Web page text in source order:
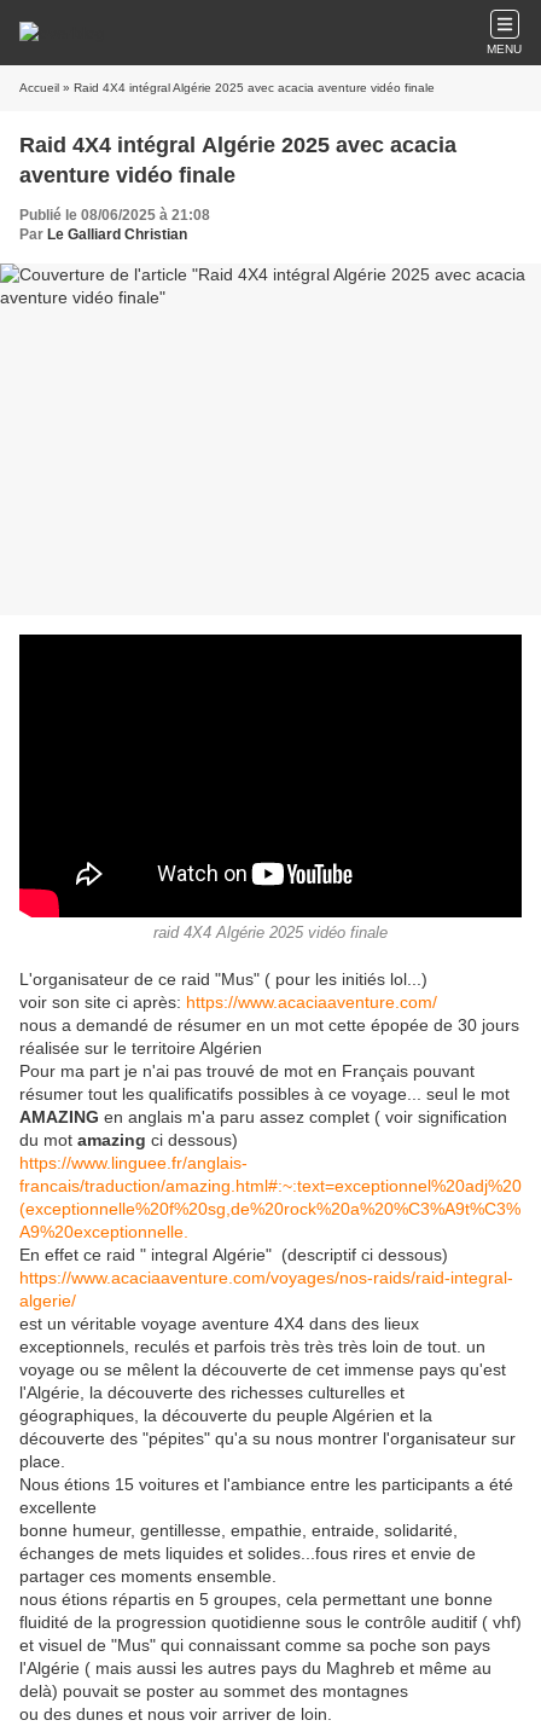
MENU
Accueil » Raid 4X4 intégral Algérie 2025 avec acacia aventure vidéo finale
Raid 4X4 intégral Algérie 2025 avec acacia
aventure vidéo finale
Publié le 08/06/2025 à 21:08
Par Le Galliard Christian
raid 4X4 Algérie 2025 vidéo finale
L'organisateur de ce raid "Mus" ( pour les initiés lol...)
voir son site ci après: https://www.acaciaaventure.com/
nous a demandé de résumer en un mot cette épopée de 30 jours
réalisée sur le territoire Algérien
Pour ma part je n'ai pas trouvé de mot en Français pouvant
résumer tout les qualificatifs possibles à ce voyage... seul le mot
AMAZING en anglais m'a paru assez complet ( voir signification
du mot amazing ci dessous)
https://www.linguee.fr/anglais-
francais/traduction/amazing.html#:~:text=exceptionnel%20adj%20
(exceptionnelle%20f%20sg,de%20rock%20a%20%C3%A9t%C3%
A9%20exceptionnelle.
En effet ce raid " integral Algérie" (descriptif ci dessous)
https://www.acaciaaventure.com/voyages/nos-raids/raid-integral-
algerie/
est un véritable voyage aventure 4X4 dans des lieux
exceptionnels, reculés et parfois très très très loin de tout. un
voyage ou se mêlent la découverte de cet immense pays qu'est
l'Algérie, la découverte des richesses culturelles et
géographiques, la découverte du peuple Algérien et la
découverte des "pépites" qu'a su nous montrer l'organisateur sur
place.
Nous étions 15 voitures et l'ambiance entre les participants a été
excellente
bonne humeur, gentillesse, empathie, entraide, solidarité,
échanges de mets liquides et solides...fous rires et envie de
partager ces moments ensemble.
nous étions répartis en 5 groupes, cela permettant une bonne
fluidité de la progression quotidienne sous le contrôle auditif ( vhf)
et visuel de "Mus" qui connaissant comme sa poche son pays
l'Algérie ( mais aussi les autres pays du Maghreb et même au
delà) pouvait se poster au sommet des montagnes
ou des dunes et nous voir arriver de loin.